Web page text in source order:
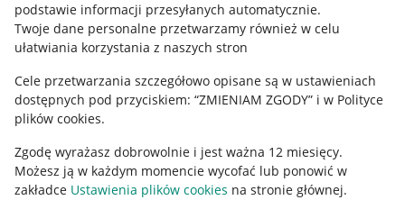
podstawie informacji przesyłanych automatycznie.
Twoje dane personalne przetwarzamy również w celu
ułatwiania korzystania z naszych stron
Cele przetwarzania szczegółowo opisane są w ustawieniach
dostępnych pod przyciskiem: “ZMIENIAM ZGODY” i w Polityce
plików cookies.
Zgodę wyrażasz dobrowolnie i jest ważna 12 miesięcy.
Możesz ją w każdym momencie wycofać lub ponowić w
zakładce Ustawienia plików cookies na stronie głównej.
Polityka plików "cookies"
Ustawienia plików "cookies"
Udostępnianie lokalizacji
Informacje dla Aktu o Usługach Cyfrowych
Pobierz aplikację